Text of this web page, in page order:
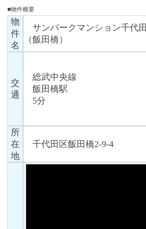
■物件概要
物
件
名
サンパークマンション千代田
（飯田橋）
交
通
総武中央線
飯田橋駅
5分
所
在
地
千代田区飯田橋2-9-4